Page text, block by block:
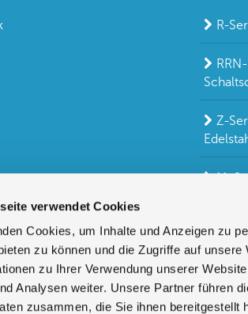
verwendet Cookies
Cookies, um Inhalte und Anzeigen zu
zu können und die Zugriffe auf
zu Ihrer Verwendung unserer
Analysen weiter. Unsere Partner führen
zusammen, die Sie ihnen bereitgestellt
R-
Z-